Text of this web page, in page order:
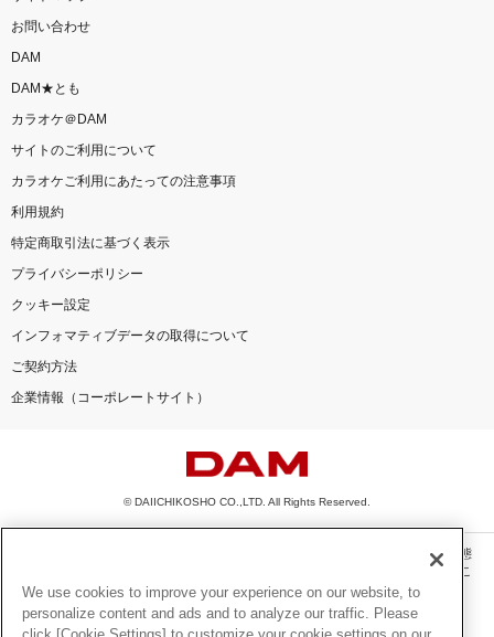
お問い合わせ
DAM
DAM★とも
カラオケ＠DAM
サイトのご利用について
カラオケご利用にあたっての注意事項
利用規約
特定商取引法に基づく表示
プライバシーポリシー
クッキー設定
インフォマティブデータの取得について
ご契約方法
企業情報（コーポレートサイト）
© DAIICHIKOSHO CO.,LTD. All Rights Reserved.
このサイトに掲載されている一切の文章・画像・写真・動画・音声等を、手段や形態
を問わず、著作権法の定める範囲を超えて無断で複製、転載、ファイル化などするこ
とを禁じます。
楽曲及びコンテンツは、機種によりご利用いただけない場合があります。
We use cookies to improve your experience on our website, to
personalize content and ads and to analyze our traffic. Please